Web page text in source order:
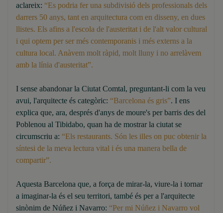
aclareix: “Es podria fer una subdivisió dels professionals dels
darrers 50 anys, tant en arquitectura com en disseny, en dues
llistes. Els afins a l'escola de l'austeritat i de l'alt valor cultural
i qui optem per ser més contemporanis i més externs a la
cultura local. Anàvem molt ràpid, molt lluny i no arrelàvem
amb la línia d'austeritat”.
I sense abandonar la Ciutat Comtal, preguntant-li com la veu
avui, l'arquitecte és categòric: “Barcelona és gris”. I ens
explica que, ara, després d'anys de moure's per barris des del
Poblenou al Tibidabo, quan ha de mostrar la ciutat se
circumscriu a: “Els restaurants. Són les illes on puc obtenir la
síntesi de la meva lectura vital i és una manera bella de
compartir”.
Aquesta Barcelona que, a força de mirar-la, viure-la i tornar
a imaginar-la és el seu territori, també és per a l'arquitecte
sinònim de Núñez i Navarro: “Per mi Núñez i Navarro vol